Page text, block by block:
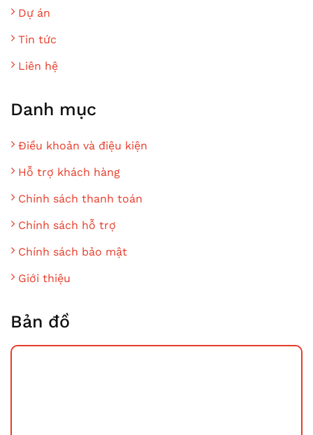
Dự án
Tin tức
Liên hệ
Danh mục
Điều khoản và điệu kiện
Hỗ trợ khách hàng
Chính sách thanh toán
Chính sách hỗ trợ
Chính sách bảo mật
Giới thiệu
Bản đồ